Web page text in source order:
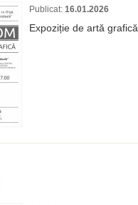
Publicat: 16.01.2026
Expoziție de artă grafică